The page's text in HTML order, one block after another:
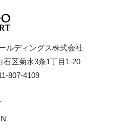
ルディングス株式会社
石区菊水3条1丁目1-20
807-4109